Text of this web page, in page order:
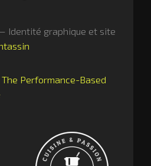
Identité graphique et site